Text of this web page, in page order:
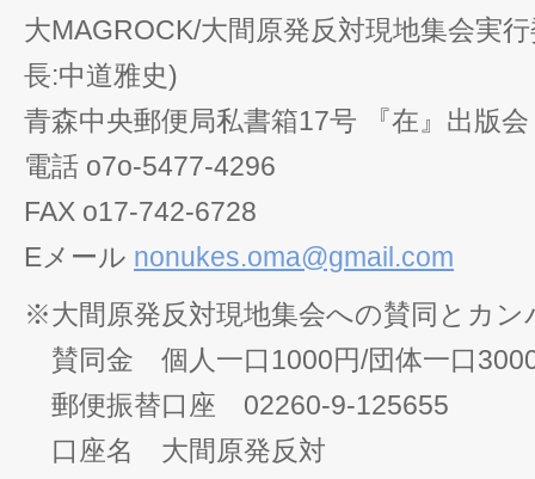
大MAGROCK/大間原発反対現地集会実
長:中道雅史)
青森中央郵便局私書箱17号 『在』出版
電話 o7o-5477-4296
FAX o17-742-6728
Eメール nonukes.oma@gmail.com
※大間原発反対現地集会への賛同とカン
賛同金 個人一口1000円/団体一口
郵便振替口座 02260-9-125655
口座名 大間原発反対